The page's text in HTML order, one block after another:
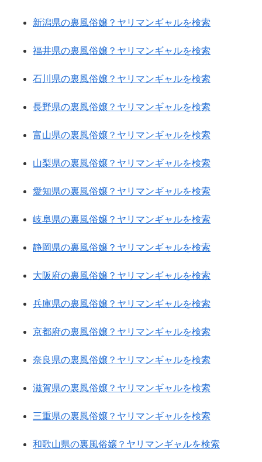
新潟県の裏風俗嬢？ヤリマンギャルを検索
福井県の裏風俗嬢？ヤリマンギャルを検索
石川県の裏風俗嬢？ヤリマンギャルを検索
長野県の裏風俗嬢？ヤリマンギャルを検索
富山県の裏風俗嬢？ヤリマンギャルを検索
山梨県の裏風俗嬢？ヤリマンギャルを検索
愛知県の裏風俗嬢？ヤリマンギャルを検索
岐阜県の裏風俗嬢？ヤリマンギャルを検索
静岡県の裏風俗嬢？ヤリマンギャルを検索
大阪府の裏風俗嬢？ヤリマンギャルを検索
兵庫県の裏風俗嬢？ヤリマンギャルを検索
京都府の裏風俗嬢？ヤリマンギャルを検索
奈良県の裏風俗嬢？ヤリマンギャルを検索
滋賀県の裏風俗嬢？ヤリマンギャルを検索
三重県の裏風俗嬢？ヤリマンギャルを検索
和歌山県の裏風俗嬢？ヤリマンギャルを検索